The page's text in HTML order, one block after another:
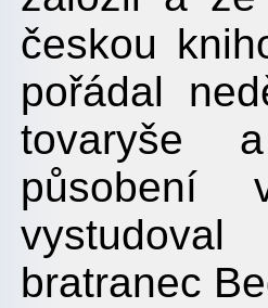
českou
pořádal
tovaryše
působení
bratranec